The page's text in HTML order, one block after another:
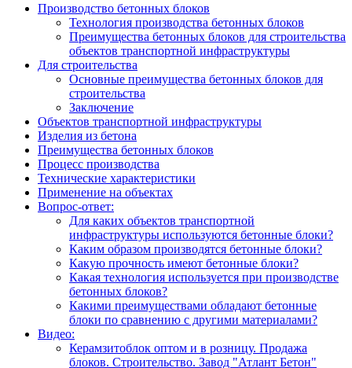
Производство бетонных блоков
Технология производства бетонных блоков
Преимущества бетонных блоков для строительства
объектов транспортной инфраструктуры
Для строительства
Основные преимущества бетонных блоков для
строительства
Заключение
Объектов транспортной инфраструктуры
Изделия из бетона
Преимущества бетонных блоков
Процесс производства
Технические характеристики
Применение на объектах
Вопрос-ответ:
Для каких объектов транспортной
инфраструктуры используются бетонные блоки?
Каким образом производятся бетонные блоки?
Какую прочность имеют бетонные блоки?
Какая технология используется при производстве
бетонных блоков?
Какими преимуществами обладают бетонные
блоки по сравнению с другими материалами?
Видео:
Керамзитоблок оптом и в розницу. Продажа
блоков. Строительство. Завод "Атлант Бетон"